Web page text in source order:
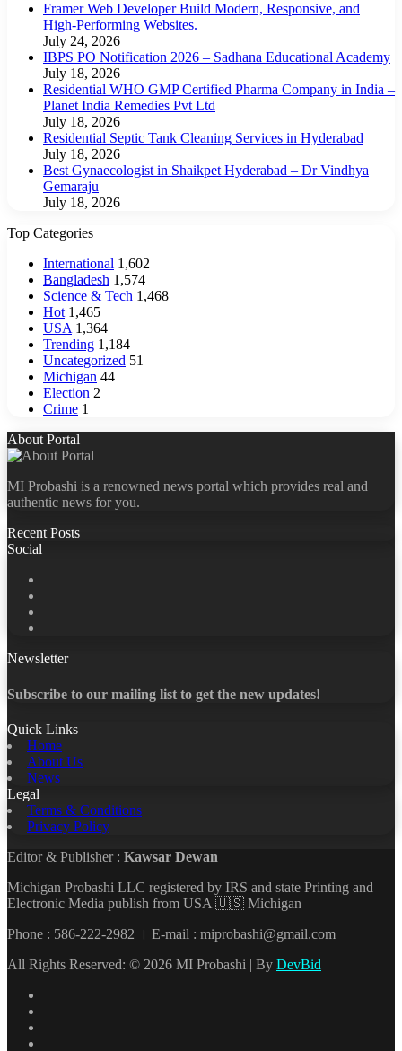
Framer Web Developer Build Modern, Responsive, and
High-Performing Websites.
July 24, 2026
IBPS PO Notification 2026 – Sadhana Educational Academy
July 18, 2026
Residential WHO GMP Certified Pharma Company in India –
Planet India Remedies Pvt Ltd
July 18, 2026
Residential Septic Tank Cleaning Services in Hyderabad
July 18, 2026
Best Gynaecologist in Shaikpet Hyderabad – Dr Vindhya
Gemaraju
July 18, 2026
Top Categories
International 1,602
Bangladesh 1,574
Science & Tech 1,468
Hot 1,465
USA 1,364
Trending 1,184
Uncategorized 51
Michigan 44
Election 2
Crime 1
About Portal
MI Probashi is a renowned news portal which provides real and
authentic news for you.
Recent Posts
Social
Newsletter
Subscribe to our mailing list to get the new updates!
Quick Links
Home
About Us
News
Legal
Terms & Conditions
Privacy Policy
Editor & Publisher : Kawsar Dewan
Michigan Probashi LLC registered by IRS and state Printing and
Electronic Media publish from USA 🇺🇸 Michigan
Phone : 586-222-2982 । E-mail : miprobashi@gmail.com
All Rights Reserved: © 2026 MI Probashi | By DevBid